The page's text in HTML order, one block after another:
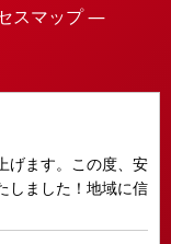
スマップ ―
げます。この度、安
しました！地域に信